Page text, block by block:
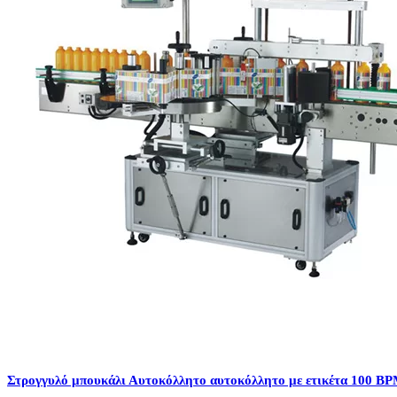
Στρογγυλό μπουκάλι Αυτοκόλλητο αυτοκόλλητο με ετικέτα 100